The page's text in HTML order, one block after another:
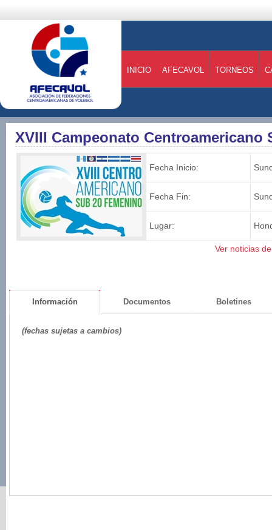
INICIO AFECAVOL TORNEOS
XVIII Campeonato Centroamericano
Fecha Inicio:
Fecha Fin:
Lugar:
Ver noticias
Información Documentos Boletines
(fechas sujetas a cambios)